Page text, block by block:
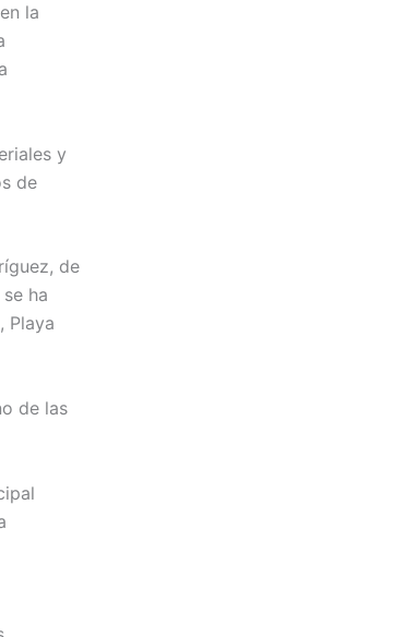
la
y
de
de
ha
Playa
de las